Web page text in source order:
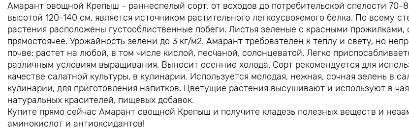
Амарант овощной Крепыш - раннеспелый сорт, от всходов до потребительской спелости 70-
высотой 120-140 см, является источником растительного легкоусвояемого белка. По всему
растения расположены густооблиственные побеги. Листья зеленые с красными прожилками,
прямостоячее. Урожайность зелени до 3 кг/м2. Амарант требователен к теплу и свету, но
почве: растет на любой, в том числе кислой, песчаной, солонцеватой. Легко
различным условиям выращивания. Выносит осенние холода. Сорт рекомендуется для
качестве салатной культуры, в кулинарии. Используется молодая, нежная, сочная зелень в
кулинарии, для приготовления напитков. Цветущие растения высушивают и используют в
натуральных красителей, пищевых добавок.
Купите прямо сейчас Амарант овощной Крепыш и получите кладезь полезных веществ и
аминокислот и антиоксидантов!